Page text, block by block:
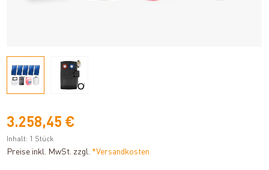
3.258,45 €
Inhalt: 1 Stück
Preise inkl. MwSt. zzgl. *Versandkosten